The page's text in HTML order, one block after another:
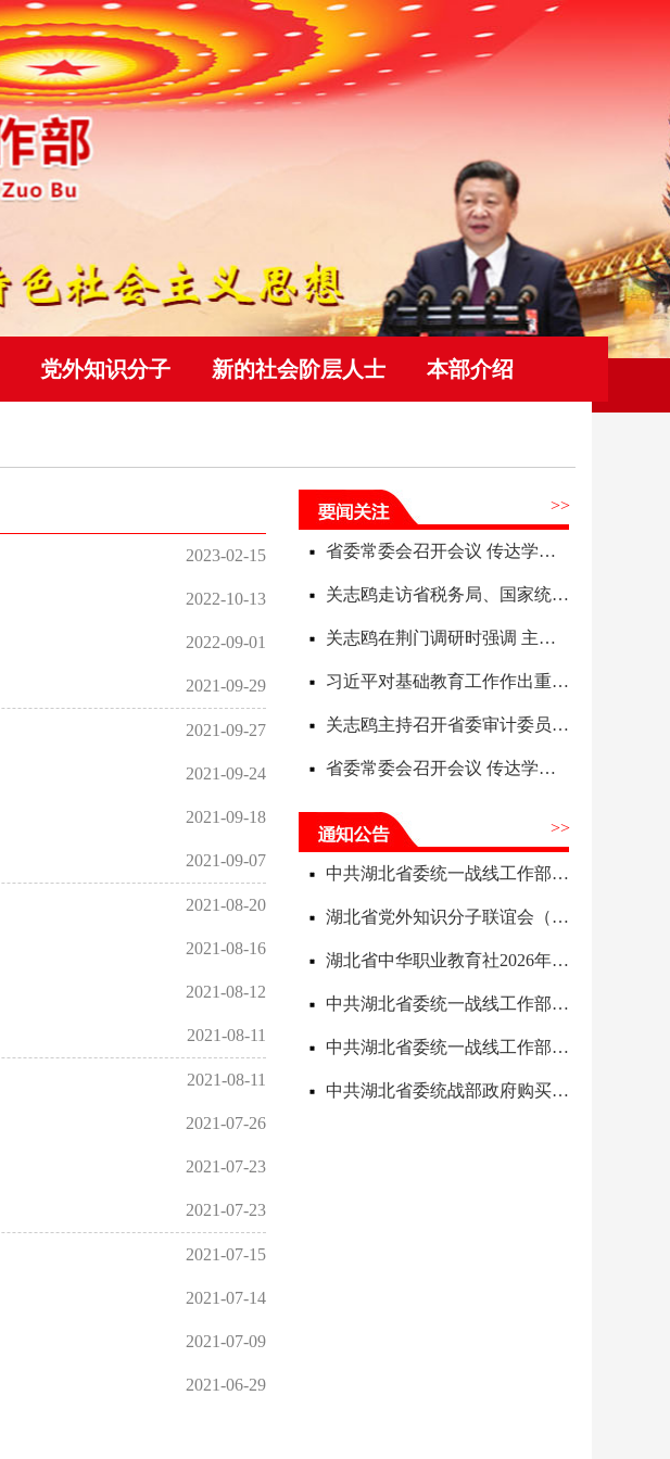
党外知识分子 新的社会阶层人士 本部介绍
2023-02-15
2022-10-13
2022-09-01
2021-09-29
2021-09-27
2021-09-24
2021-09-18
2021-09-07
2021-08-20
2021-08-16
2021-08-12
2021-08-11
2021-08-11
2021-07-26
2021-07-23
2021-07-23
2021-07-15
2021-07-14
2021-07-09
2021-06-29
>>
省委常委会召开会议 传达学习习近平总书记重要讲话和指示精神研究部署人工智能发展、地质灾害防治、基础教育等工作 关志鸥主持并讲话
关志鸥走访省税务局、国家统计局湖北调查总队 并在省财政厅调研大财政体系建设工作
关志鸥在荆门调研时强调 主动融入武汉区域科技创新中心建设 加快推动产业高质量发展
习近平对基础教育工作作出重要指示
关志鸥主持召开省委审计委员会会议 以高质量审计监督护航经济社会高质量发展 李殿勋出席
省委常委会召开会议 传达学习习近平总书记重要讲话精神研究部署城市现代化建设、开发区高质量发展等工作 关志鸥主持并讲话
>>
中共湖北省委统一战线工作部2026年度单位预算信息公开目录
湖北省党外知识分子联谊会（湖北欧美同学会）2026年度单位预算信息公开目录
湖北省中华职业教育社2026年度单位预算信息公开目录
中共湖北省委统一战线工作部2026年度部门预算信息公开目录
中共湖北省委统一战线工作部关于十二届省委第八轮巡视整改进展情况的通报
中共湖北省委统战部政府购买服务指导性目录